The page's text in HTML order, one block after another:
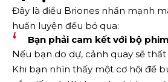
Đây là điều Briones nhấn mạnh
huấn luyện đều bỏ qua:
Bạn phải cam kết với bộ
Nếu bạn do dự, cảnh quay sẽ thất
Khi bạn nhìn thấy một cơ hội để